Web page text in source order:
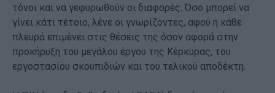
τόνοι και να γεφυρωθούν οι διαφορές. Όσο μπορεί να
γίνει κάτι τέτοιο, λένε οι γνωρίζοντες, αφού η κάθε
πλευρά επιμένει στις θέσεις της όσον αφορά στην
προκήρυξη του μεγάλου έργου της Κέρκυρας, του
εργοστασίου σκουπιδιών και του τελικού αποδέκτη.